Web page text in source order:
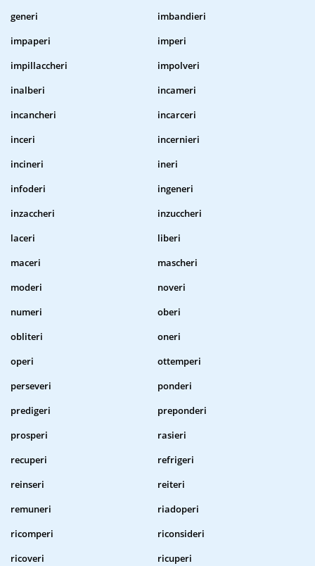
generi
imbandieri
impaperi
imperi
impillaccheri
impolveri
inalberi
incameri
incancheri
incarceri
inceri
incernieri
incineri
ineri
infoderi
ingeneri
inzaccheri
inzuccheri
laceri
liberi
maceri
mascheri
moderi
noveri
numeri
oberi
obliteri
oneri
operi
ottemperi
perseveri
ponderi
predigeri
preponderi
prosperi
rasieri
recuperi
refrigeri
reinseri
reiteri
remuneri
riadoperi
ricomperi
riconsideri
ricoveri
ricuperi